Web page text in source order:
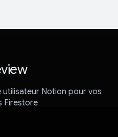
utilisateur Notion pour vos
Firestore